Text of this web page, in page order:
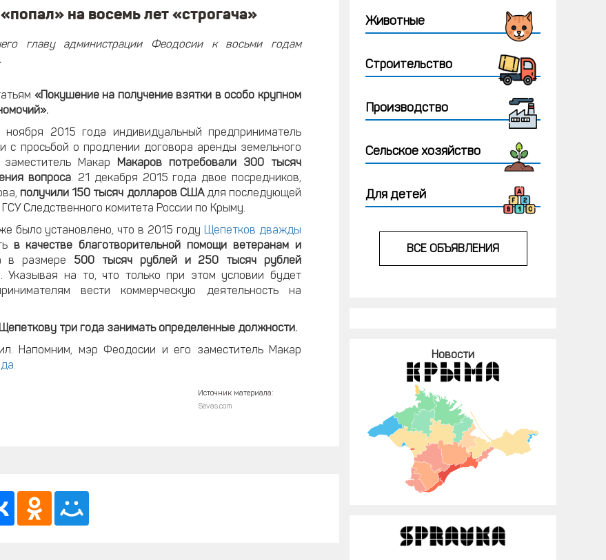
на восемь лет «строгача»
главу администрации Феодосии к восьми годам
«П окушение на получение взятки в особо крупном
2015 года индивидуальный предприниматель
с просьбой о продлении договора аренды земельного
Макар
Макаров потребовали 300 тысяч
вопроса. 21 декабря 2015 года двое посредников,
получили 150 тысяч долларов СШАдля последующей
Следственного комитета России по Крыму.
было установлено, что в 2015 году Щепетков дважды
в качестве благотворительной помощи ветеранам и
в размере 500 тысяч рублей и 250 тысяч рублей
Указывая на то, что только при этом условии будет
вести коммерческую деятельность на
три года занимать определенные должности.
Напомним, мэр Феодосии и его заместитель Макар
Источник материала:
Sevas.com
Животные
Строительство
Производство
Сельское хозяйство
Для детей
ВСЕ ОБЪЯВЛЕНИЯ
Новости